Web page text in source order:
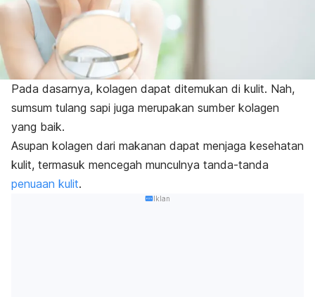
Pada dasarnya, kolagen dapat ditemukan di kulit. Nah,
sumsum tulang sapi juga merupakan sumber kolagen
yang baik.
Asupan kolagen dari makanan dapat menjaga kesehatan
kulit, termasuk mencegah munculnya tanda-tanda
penuaan kulit.
Iklan